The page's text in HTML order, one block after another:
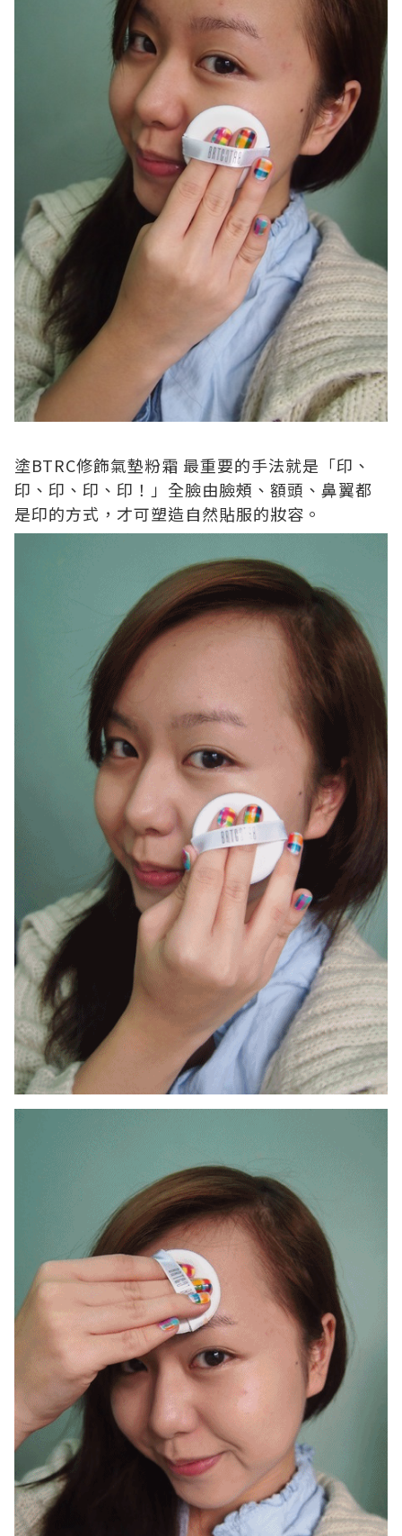
塗BTRC修飾氣墊粉霜 最重要的手法就是「印、
印、印、印、印！」全臉由臉頰、額頭、鼻翼都
是印的方式，才可塑造自然貼服的妝容。